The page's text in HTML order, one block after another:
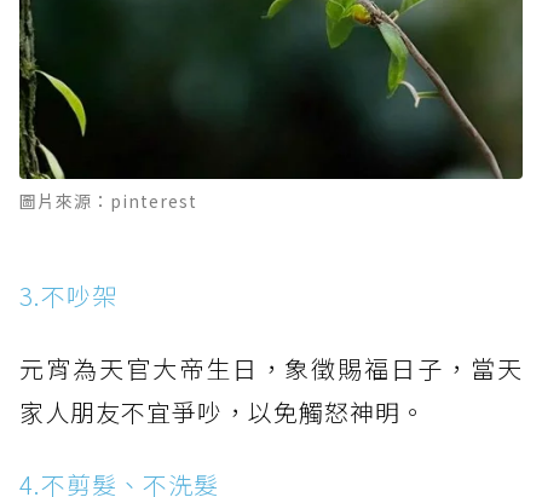
圖片來源：pinterest
3.不吵架
元宵為天官大帝生日，象徵賜福日子，當天
家人朋友不宜爭吵，以免觸怒神明。
4.不剪髮、不洗髮